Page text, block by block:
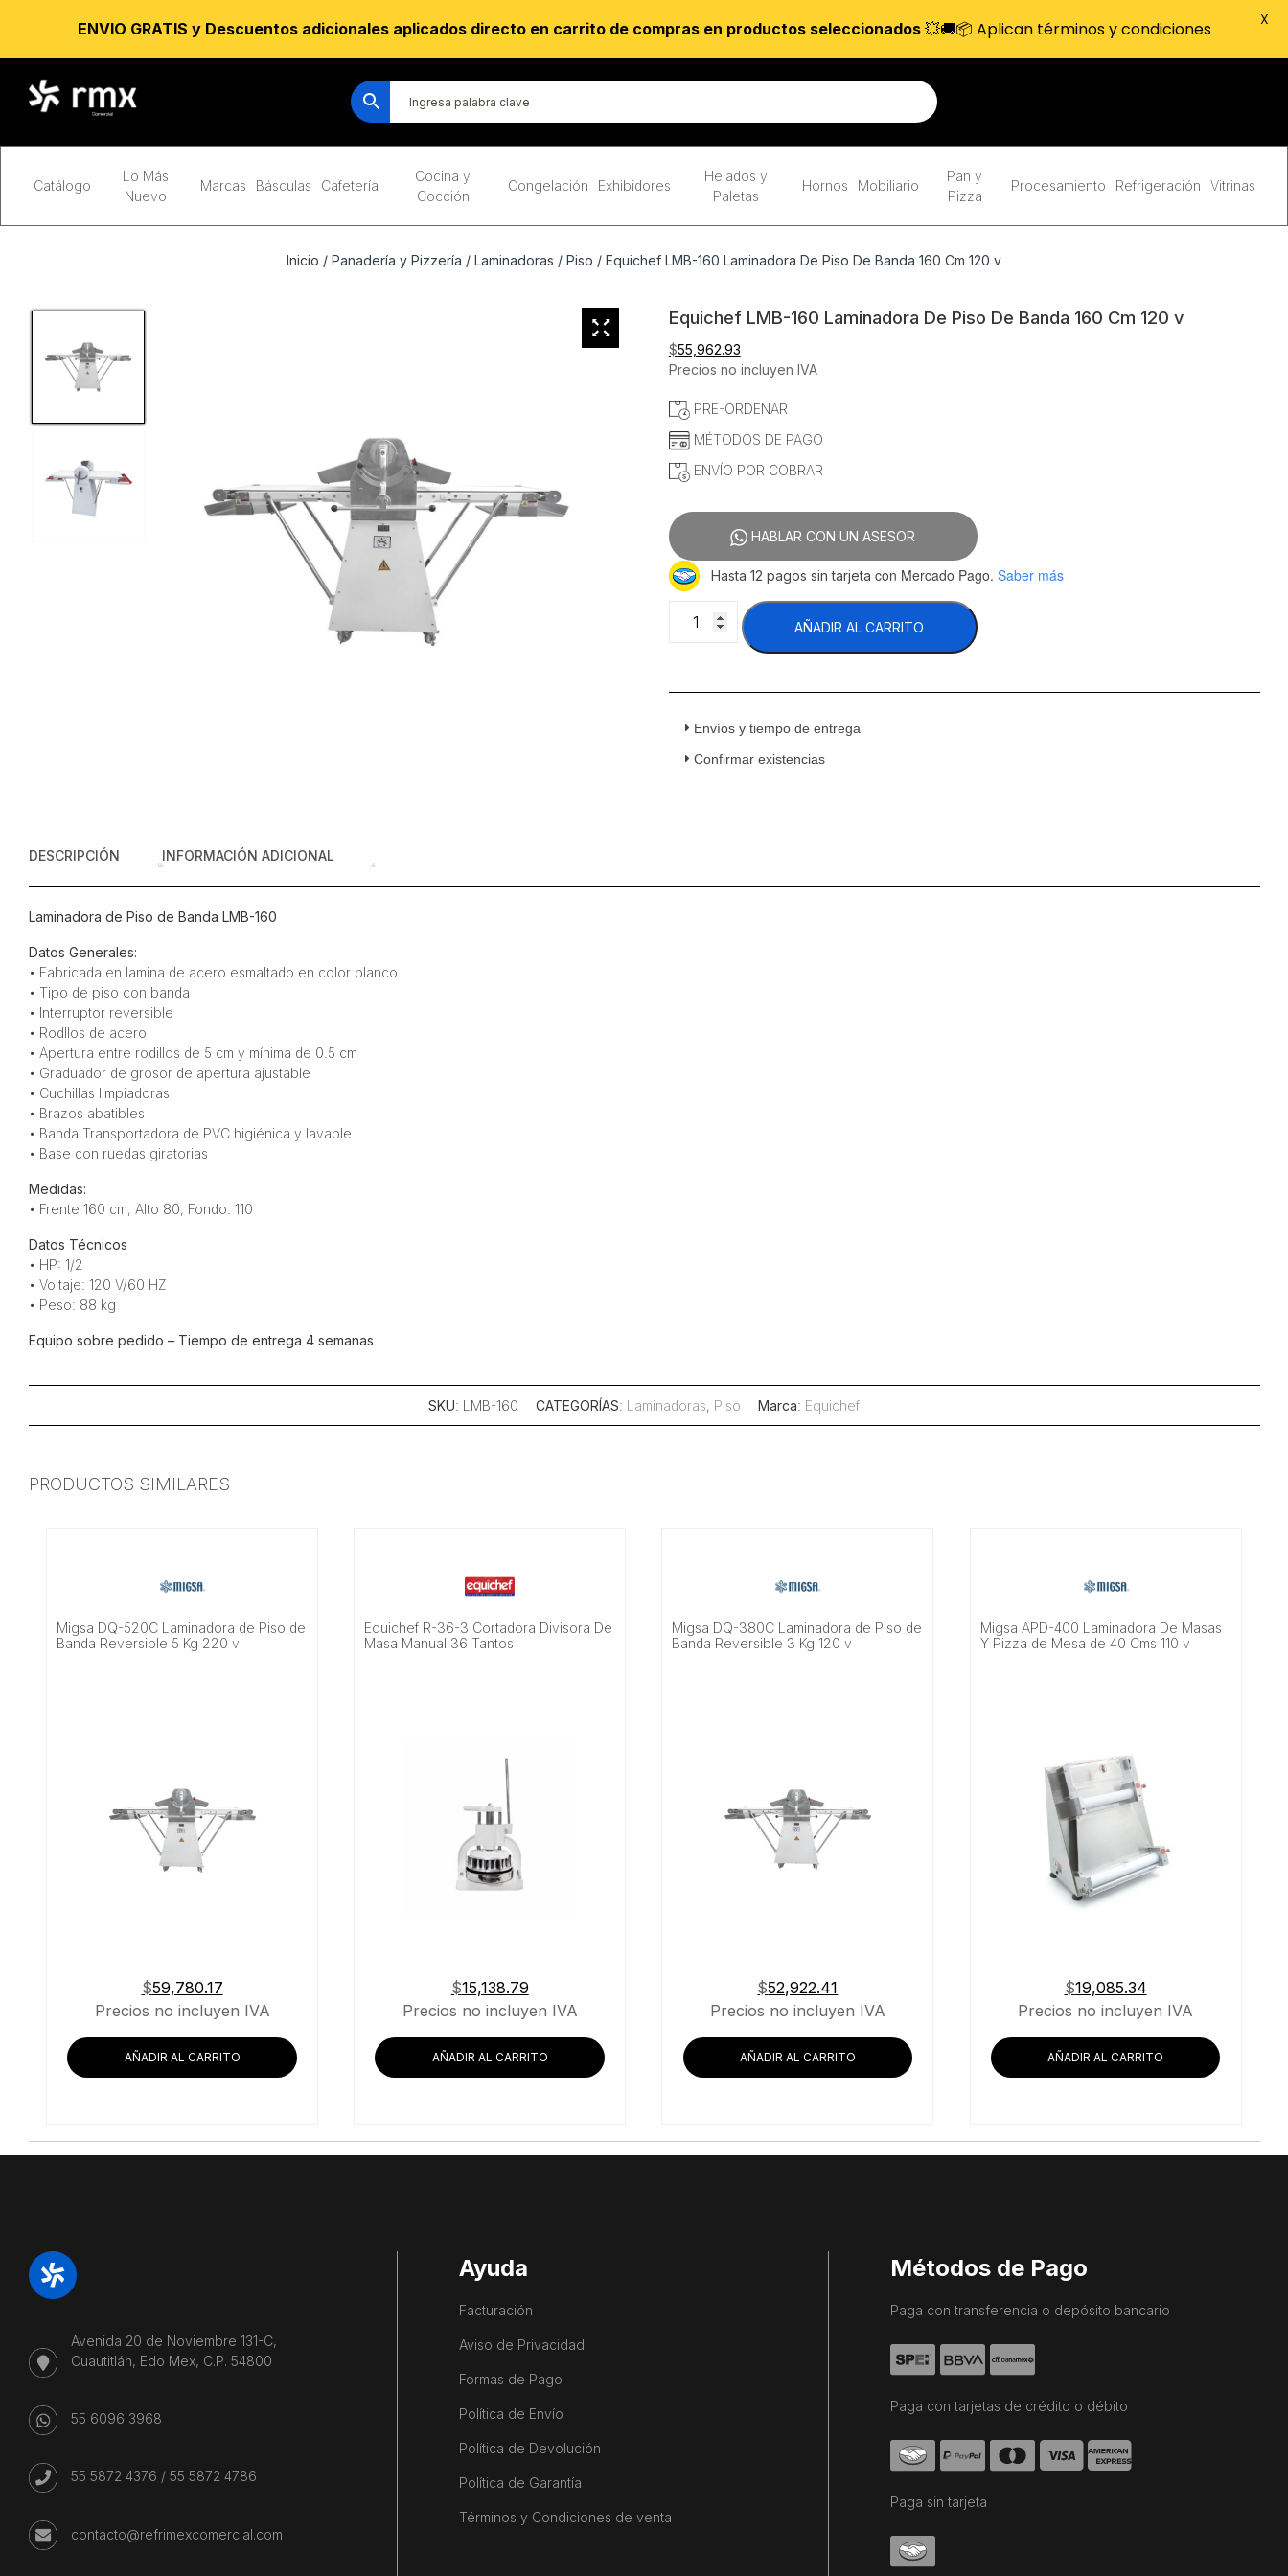
Catálogo
Lo Más
Nuevo
Marcas Básculas Cafetería
Cocina y
Cocción
Congelación Exhibidores
Helados y
Paletas
Hornos Mobiliario
Pan y
Pizza
Procesamiento Refrigeración Vitrinas
Inicio / Panadería y Pizzería / Laminadoras / Piso / Equichef LMB-160 Laminadora De Piso De Banda 160 Cm 120 v
Equichef LMB-160 Laminadora De Piso De Banda 160 Cm 120 v
$55,962.93
Precios no incluyen IVA
PRE-ORDENAR
MÉTODOS DE PAGO
ENVÍO POR COBRAR
HABLAR CON UN ASESOR
Hasta 12 pagos sin tarjeta con Mercado Pago. Saber más
LMB-
De
De
Banda
AÑADIR AL CARRITO
Envíos y tiempo de entrega
Confirmar existencias
DESCRIPCIÓN INFORMACIÓN ADICIONAL
Laminadora de Piso de Banda LMB-160
Datos Generales:
• Fabricada en lamina de acero esmaltado en color blanco
• Tipo de piso con banda
• Interruptor reversible
• Rodllos de acero
• Apertura entre rodillos de 5 cm y mínima de 0.5 cm
• Graduador de grosor de apertura ajustable
• Cuchillas limpiadoras
• Brazos abatibles
• Banda Transportadora de PVC higiénica y lavable
• Base con ruedas giratorias
Medidas:
• Frente 160 cm, Alto 80, Fondo: 110
Datos Técnicos
• HP: 1/2
• Voltaje: 120 V/60 HZ
• Peso: 88 kg
Equipo sobre pedido – Tiempo de entrega 4 semanas
SKU: LMB-160 CATEGORÍAS: Laminadoras, Piso Marca: Equichef
PRODUCTOS SIMILARES
Migsa DQ-520C Laminadora de Piso de
Banda Reversible 5 Kg 220 v
$59,780.17
Precios no incluyen IVA
AÑADIR AL CARRITO
Equichef R-36-3 Cortadora Divisora De
Masa Manual 36 Tantos
$15,138.79
Precios no incluyen IVA
AÑADIR AL CARRITO
Migsa DQ-380C Laminadora de Piso de
Banda Reversible 3 Kg 120 v
$52,922.41
Precios no incluyen IVA
AÑADIR AL CARRITO
Migsa APD-400 Laminadora De Masas
Y Pizza de Mesa de 40 Cms 110 v
$19,085.34
Precios no incluyen IVA
AÑADIR AL CARRITO
Avenida 20 de Noviembre 131-C,
Cuautitlán, Edo Mex, C.P. 54800
55 6096 3968
55 5872 4376 / 55 5872 4786
contacto@refrimexcomercial.com
Ayuda
Facturación
Aviso de Privacidad
Formas de Pago
Política de Envío
Política de Devolución
Política de Garantía
Términos y Condiciones de venta
Métodos de Pago
Paga con transferencia o depósito bancario
Paga con tarjetas de crédito o débito
Paga sin tarjeta
ENVIO GRATIS y Descuentos adicionales aplicados directo en carrito de compras en productos seleccionados💥🚚📦 Aplican términos y condiciones X